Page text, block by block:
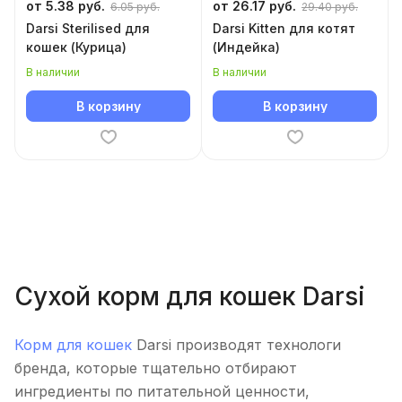
от 5.38 руб. 6.05 руб.
Darsi Sterilised для
кошек (Курица)
В наличии
В корзину
от 26.17 руб. 29.40 руб.
Darsi Kitten для котят
(Индейка)
В наличии
В корзину
Сухой корм для кошек Darsi
Корм для кошек Darsi производят технологи
бренда, которые тщательно отбирают
ингредиенты по питательной ценности,